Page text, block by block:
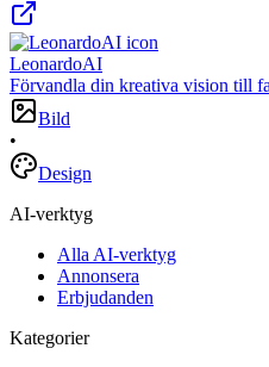
LeonardoAI
Förvandla din kreativa vision till
Bild
•
Design
AI-verktyg
Alla AI-verktyg
Annonsera
Erbjudanden
Kategorier